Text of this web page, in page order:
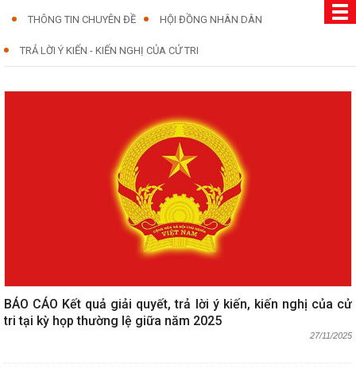
THÔNG TIN CHUYÊN ĐỀ HỘI ĐỒNG NHÂN DÂN
TRẢ LỜI Ý KIẾN - KIẾN NGHỊ CỦA CỬ TRI
BÁO CÁO Kết quả giải quyết, trả lời ý kiến, kiến nghị của cử
tri tại kỳ họp thường lệ giữa năm 2025
27/11/2025